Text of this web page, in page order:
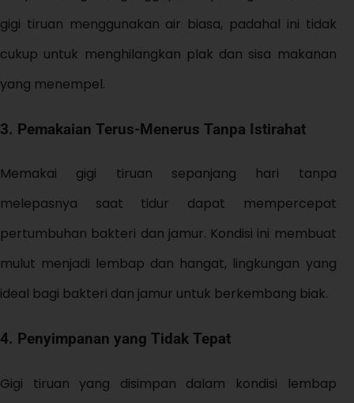
gigi tiruan menggunakan air biasa, padahal ini tidak
cukup untuk menghilangkan plak dan sisa makanan
yang menempel.
3. Pemakaian Terus-Menerus Tanpa Istirahat
Memakai gigi tiruan sepanjang hari tanpa
melepasnya saat tidur dapat mempercepat
pertumbuhan bakteri dan jamur. Kondisi ini membuat
mulut menjadi lembap dan hangat, lingkungan yang
ideal bagi bakteri dan jamur untuk berkembang biak.
4. Penyimpanan yang Tidak Tepat
Gigi tiruan yang disimpan dalam kondisi lembap